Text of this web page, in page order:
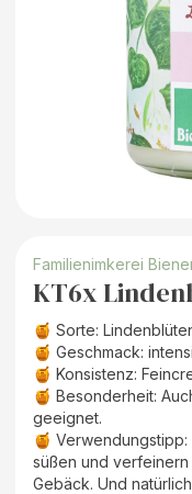
Familienimkerei
KT6x
🍯 Sorte:
🍯 Geschmack:
🍯 Konsistenz:
🍯 Besonderheit:
geeignet.
🍯
süßen und
Gebäck. Und